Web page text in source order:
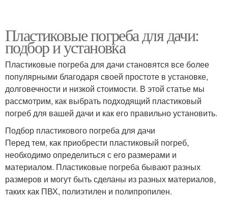
Пластиковые погреба для дачи:
подбор и установка
Пластиковые погреба для дачи становятся все более
популярными благодаря своей простоте в установке,
долговечности и низкой стоимости. В этой статье мы
рассмотрим, как выбрать подходящий пластиковый
погреб для вашей дачи и как его правильно установить.
Подбор пластикового погреба для дачи
Перед тем, как приобрести пластиковый погреб,
необходимо определиться с его размерами и
материалом. Пластиковые погреба бывают разных
размеров и могут быть сделаны из разных материалов,
таких как ПВХ, полиэтилен и полипропилен.